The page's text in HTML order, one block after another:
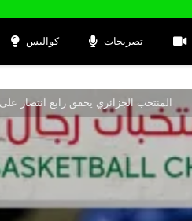
كواليس تصريحات
المنتخب الجزائري يحقق رابع انتصار